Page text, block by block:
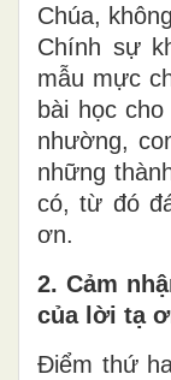
Chúa,
Chính sự
mẫu mực
bài học
nhường,
những
có, từ đó
ơn.
2. Cảm
của lời tạ
Điểm thứ